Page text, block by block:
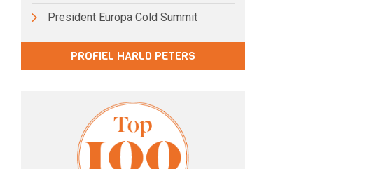
President Europa Cold Summit
PROFIEL HARLD PETERS